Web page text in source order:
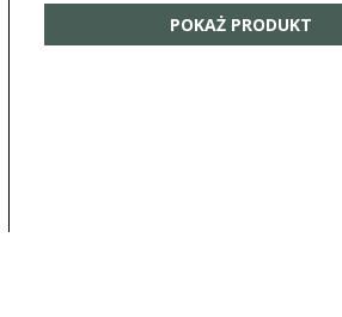
POKAŻ PRODUKT